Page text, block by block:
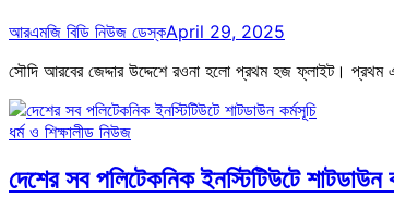
আরএমজি বিডি নিউজ ডেস্কApril 29, 2025
সৌদি আরবের জেদ্দার উদ্দেশে রওনা হলো প্রথম হজ ফ্লাইট।
ধর্ম ও শিক্ষালীড নিউজ
দেশের সব পলিটেকনিক ইনস্টিটিউটে শাটডাউন